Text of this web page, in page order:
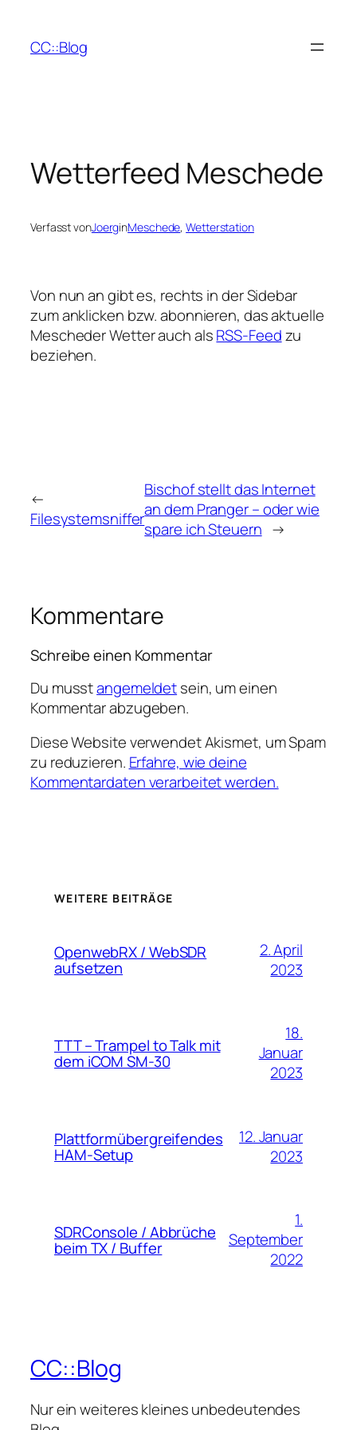
springen
CC::Blog
Wetterfeed Meschede
Verfasst vonJoerginMeschede, Wetterstation
Von nun an gibt es, rechts in der Sidebar
zum anklicken bzw. abonnieren, das aktuelle
Mescheder Wetter auch alsRSS-Feedzu
beziehen.
←
Filesystemsniffer
Bischof stellt das Internet
an dem Pranger – oder wie
spare ich Steuern →
Kommentare
Schreibe einen Kommentar
Du musstangemeldetsein, um einen
Kommentar abzugeben.
Diese Website verwendet Akismet, um Spam
zu reduzieren. Erfahre, wie deine
Kommentardaten verarbeitet werden.
WEITERE BEITRÄGE
OpenwebRX / WebSDR
aufsetzen
2. April
2023
TTT – Trampel to Talk mit
dem iCOM SM-30
18.
Januar
2023
Plattformübergreifendes
HAM-Setup
12. Januar
2023
SDRConsole / Abbrüche
beim TX / Buffer
1.
September
2022
CC::Blog
Nur ein weiteres kleines unbedeutendes